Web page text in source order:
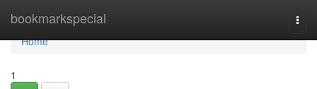
bookmarkspecial
Home
Home
1